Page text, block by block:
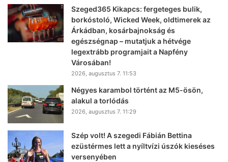
Szeged365 Kikapcs: fergeteges bulik,
borkóstoló, Wicked Week, oldtimerek az
Árkádban, kosárbajnokság és
egészségnap – mutatjuk a hétvége
legextrább programjait a Napfény
Városában!
2026, augusztus 7. 11:53
Négyes karambol történt az M5-ösön,
alakul a torlódás
2026, augusztus 7. 11:29
Szép volt! A szegedi Fábián Bettina
ezüstérmes lett a nyíltvízi úszók kieséses
versenyében